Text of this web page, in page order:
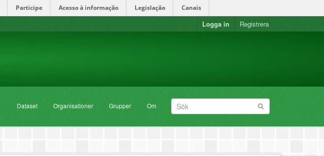
Participe Acesso à informação Legislação Canais
Logga in Registrera
Dataset Organisationer Grupper Om